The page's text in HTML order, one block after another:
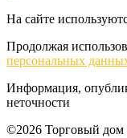
На сайте
Продолжая
персональных
Информация,
неточности
©2026 Торговый